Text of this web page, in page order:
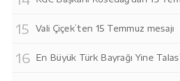
Vali Çiçek’ten 15 Temmuz mesajı
En Büyük Türk Bayrağı Yine